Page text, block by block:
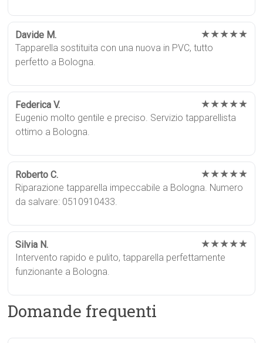
Davide M. ★★★★★
Tapparella sostituita con una nuova in PVC, tutto
perfetto a Bologna.
Federica V. ★★★★★
Eugenio molto gentile e preciso. Servizio tapparellista
ottimo a Bologna.
Roberto C. ★★★★★
Riparazione tapparella impeccabile a Bologna. Numero
da salvare: 0510910433.
Silvia N. ★★★★★
Intervento rapido e pulito, tapparella perfettamente
funzionante a Bologna.
Domande frequenti